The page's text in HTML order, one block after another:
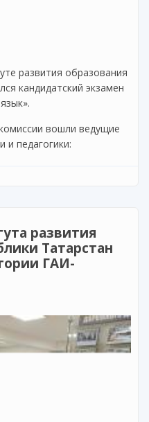
развития образования
кандидатский экзамен
вошли ведущие
и педагогики:
развития образования
развития
Татарстан
ГАИ-